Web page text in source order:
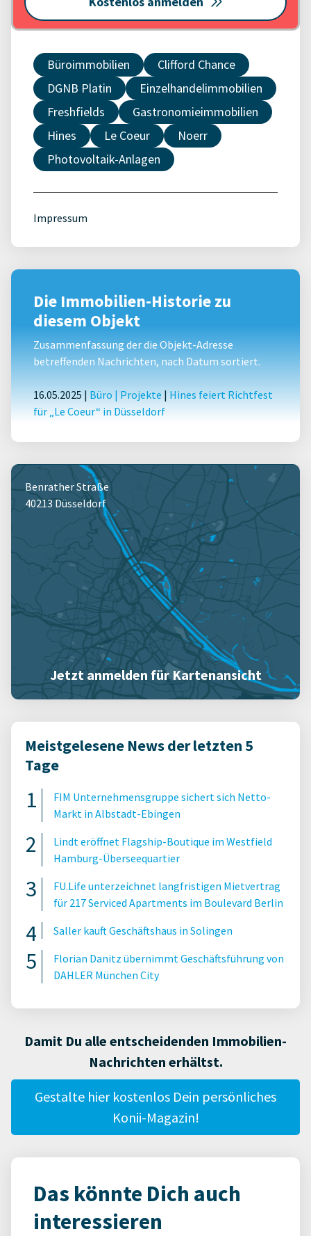
Büroimmobilien
Clifford Chance
DGNB Platin
Einzelhandelimmobilien
Freshfields
Gastronomieimmobilien
Hines
Le Coeur
Noerr
Photovoltaik-Anlagen
Impressum
Die Immobilien-Historie zu
diesem Objekt
Zusammenfassung der die Objekt-Adresse
betreffenden Nachrichten, nach Datum sortiert.
16.05.2025 | Büro | Projekte | Hines feiert Richtfest
für „Le Coeur“ in Düsseldorf
Benrather Straße
40213 Düsseldorf
Jetzt anmelden für Kartenansicht
Meistgelesene News der letzten 5
Tage
FIM Unternehmensgruppe sichert sich Netto-
Markt in Albstadt-Ebingen
Lindt eröffnet Flagship-Boutique im Westfield
Hamburg-Überseequartier
FU.Life unterzeichnet langfristigen Mietvertrag
für 217 Serviced Apartments im Boulevard Berlin
Saller kauft Geschäftshaus in Solingen
Florian Danitz übernimmt Geschäftsführung von
DAHLER München City
Damit Du alle entscheidenden Immobilien-
Nachrichten erhältst.
Gestalte hier kostenlos Dein persönliches
Konii-Magazin!
Das könnte Dich auch
interessieren